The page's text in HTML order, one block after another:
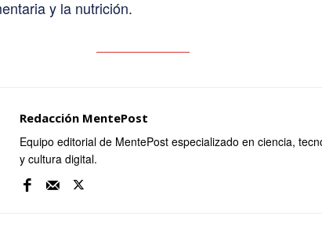
y la nutrición.
Redacción MentePost
Equipo editorial de MentePost especializado en ciencia,
y cultura digital.